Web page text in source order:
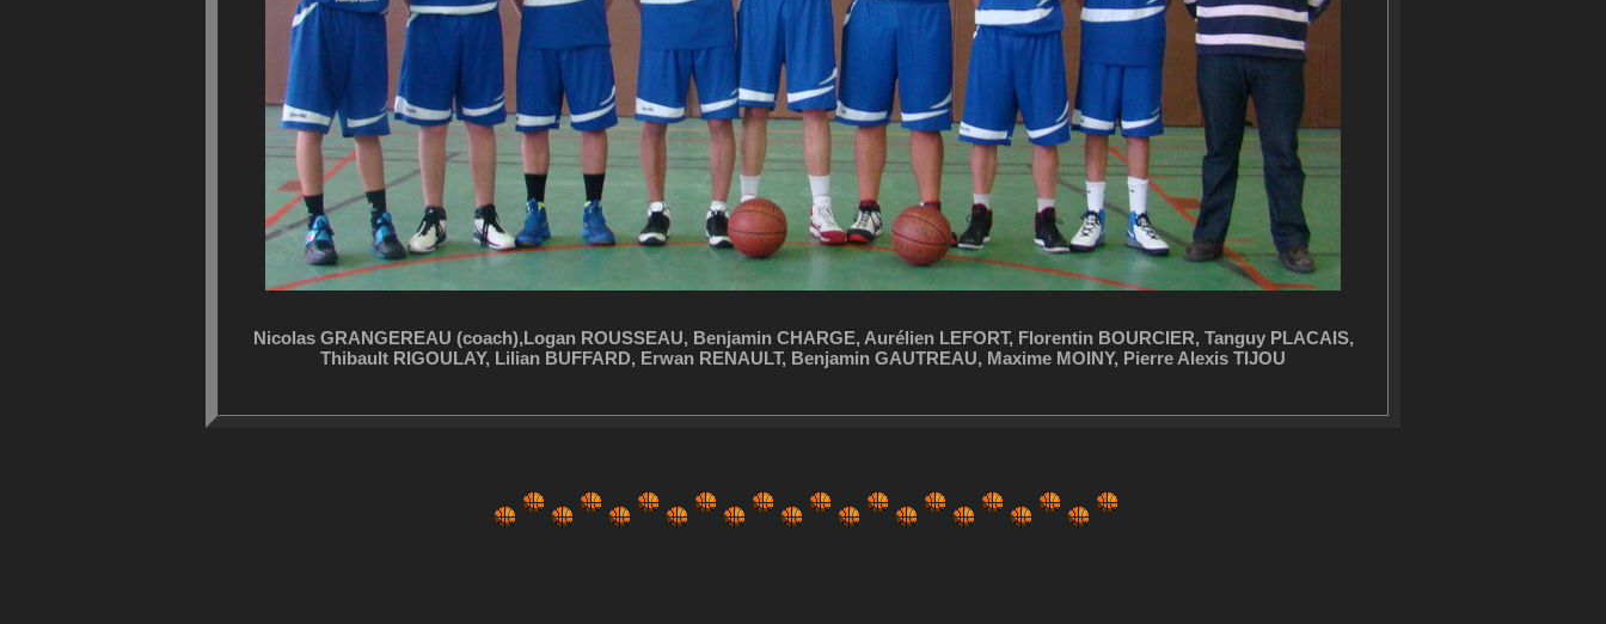
Nicolas GRANGEREAU (coach),Logan ROUSSEAU, Benjamin CHARGE, Aurélien LEFORT, Florentin BOURCIER, Tanguy PLACAIS,
Thibault RIGOULAY, Lilian BUFFARD, Erwan RENAULT, Benjamin GAUTREAU, Maxime MOINY, Pierre Alexis TIJOU